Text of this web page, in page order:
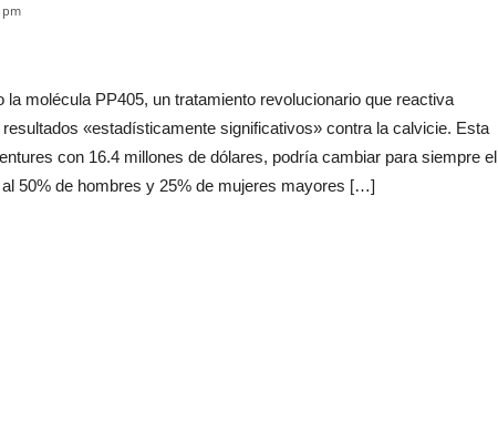
pm
molécula PP405, un tratamiento revolucionario que reactiva
«estadísticamente significativos» contra la calvicie. Esta
con 16.4 millones de dólares, podría cambiar para siempre el
50% de hombres y 25% de mujeres mayores […]